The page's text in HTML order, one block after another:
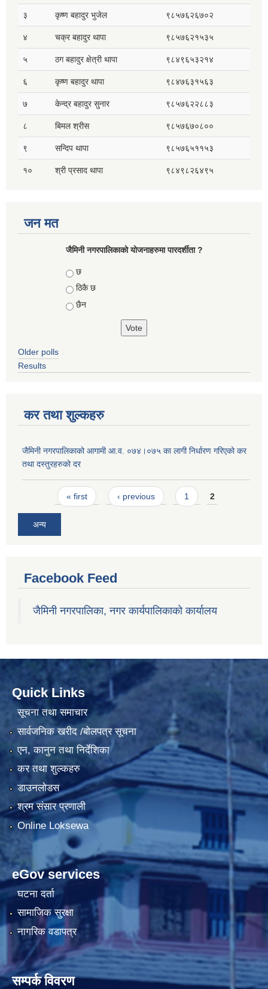
३ कृष्ण बहादुर भुजेल ९८५७६२६७०२
४ चक्र बहादुर थापा ९८५७६२१५३५
५ ठग बहादुर क्षेत्री थापा ९८४९६५३२१४
६ कृष्ण बहादुर थापा ९८४७६३१५६३
७ केन्द्र बहादुर सुनार ९८५७६२२८८३
८ बिमल श्रीस ९८५७६७०८००
९ सन्दिप थापा ९८५७६५११५३
१० श्री प्रसाद थापा ९८४९८२६४९५
जन मत
जैमिनी नगरपालिकाको योजनाहरुमा पारदर्शीता ?
Choices
छ
ठिकै छ
छैन
Older polls
Results
कर तथा शुल्कहरु
जैमिनी नगरपालिकाको आगामी आ.व. ०७४।०७५ का लागी निर्धारण गरिएको कर
तथा दस्तुरहरुको दर
Pages« first ‹ previous 1 2
अन्य
Facebook Feed
जैमिनी नगरपालिका, नगर कार्यपालिकाको कार्यालय
Quick Links
सूचना तथा समाचार
सार्वजनिक खरीद /बोलपत्र सूचना
एन, कानुन तथा निर्देशिका
कर तथा शुल्कहरु
डाउनलोडस
श्रम संसार प्रणाली
Online Loksewa
eGov services
घटना दर्ता
सामाजिक सुरक्षा
नागरिक वडापत्र
सम्पर्क विवरण